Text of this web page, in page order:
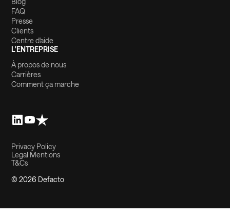
FAQ
Presse
Clients
Centre d'aide
L'ENTREPRISE
À propos de nous
Carrières
Comment ça marche
© 2026 Defacto
Privacy Policy
Legal Mentions
T&Cs